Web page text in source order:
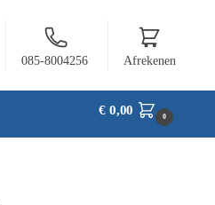
085-8004256 Afrekenen
€0,00 0